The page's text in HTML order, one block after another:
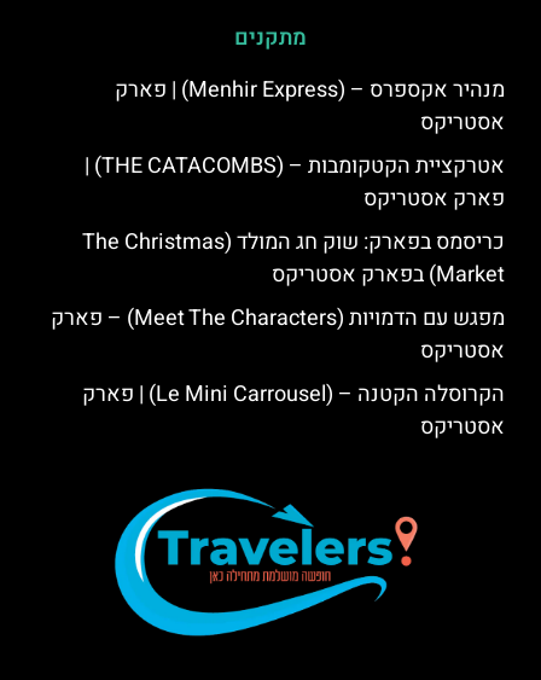
מתקנים
מנהיר אקספרס – (Menhir Express) | פארק
אסטריקס
אטרקציית הקטקומבות – (THE CATACOMBS) |
פארק אסטריקס
כריסמס בפארק: שוק חג המולד (The Christmas
Market) בפארק אסטריקס
מפגש עם הדמויות (Meet The Characters) – פארק
אסטריקס
הקרוסלה הקטנה – (Le Mini Carrousel) | פארק
אסטריקס